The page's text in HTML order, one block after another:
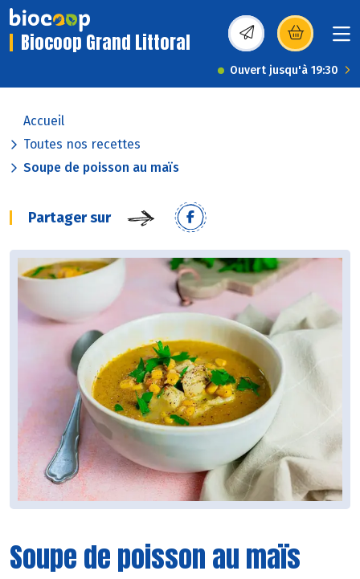
Biocoop Grand Littoral (s’ouvre dans une
Ouvert jusqu'à 19:30
Accueil
Toutes nos recettes
Soupe de poisson au maïs
Partager sur
Soupe de poisson au maïs